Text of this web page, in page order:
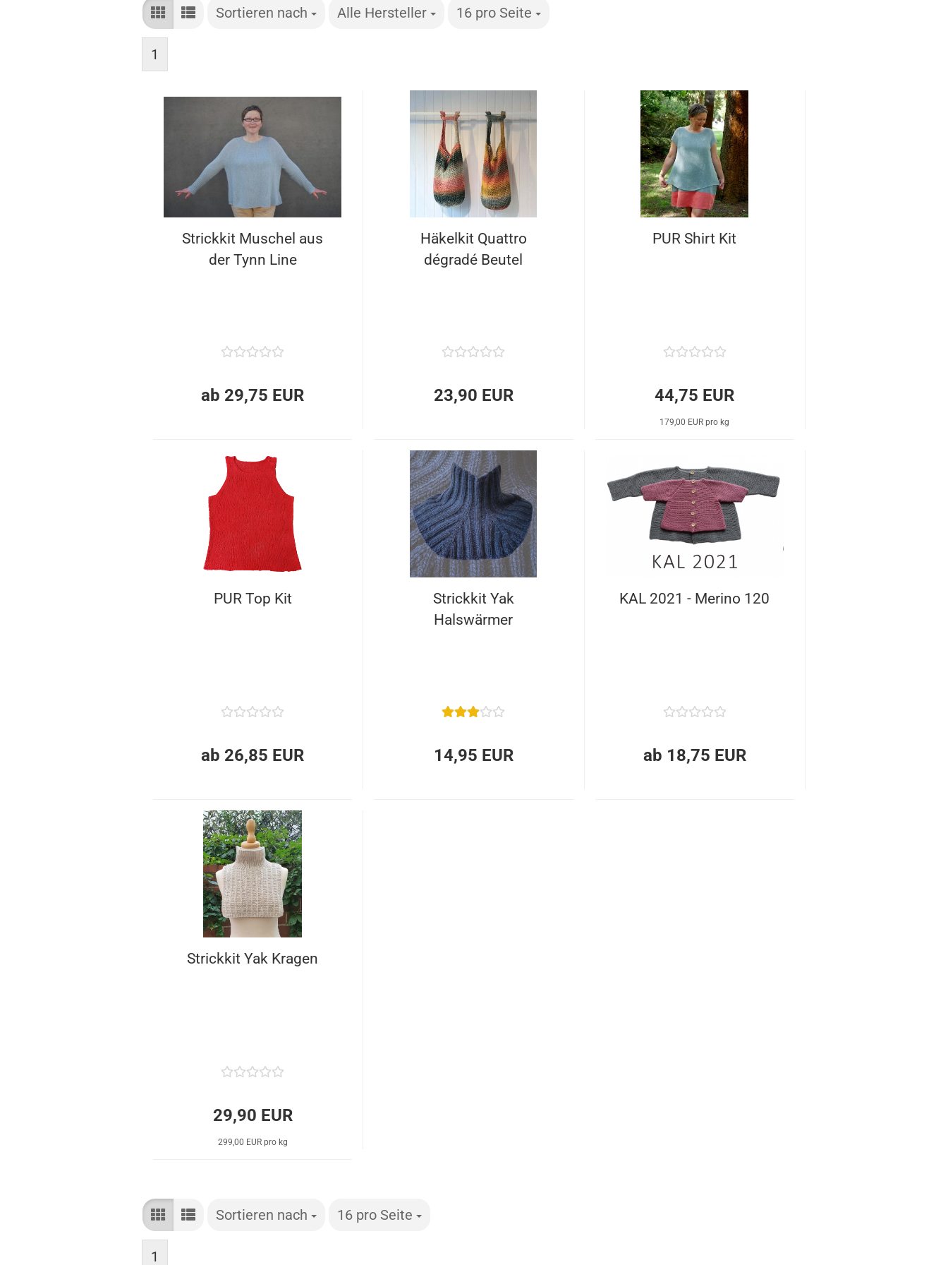
Sortieren nach
Sortieren nach Alle Hersteller
pro Seite 16 pro Seite
pro Seite
1
Strickkit Muschel aus
der Tynn Line
ab 29,75 EUR
Häkelkit Quattro
dégradé Beutel
23,90 EUR
PUR Shirt Kit
44,75 EUR
179,00 EUR pro kg
PUR Top Kit
ab 26,85 EUR
Strickkit Yak
Halswärmer
14,95 EUR
KAL 2021 - Merino 120
ab 18,75 EUR
Strickkit Yak Kragen
29,90 EUR
299,00 EUR pro kg
Sortieren nach
Sortieren nach 16 pro Seite
pro Seite
1